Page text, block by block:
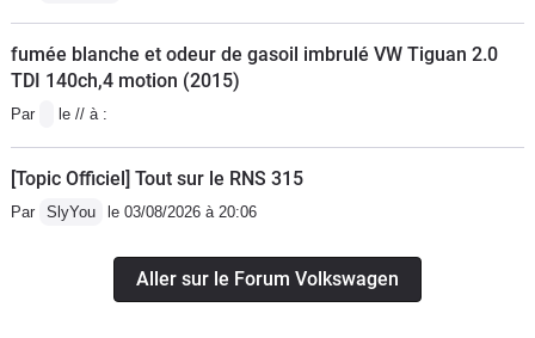
fumée blanche et odeur de gasoil imbrulé VW Tiguan 2.0
TDI 140ch,4 motion (2015)
Par le // à :
[Topic Officiel] Tout sur le RNS 315
Par SlyYou le 03/08/2026 à 20:06
Aller sur le Forum Volkswagen